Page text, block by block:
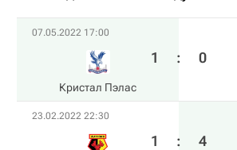
07.05.2022 17:00
Кристал Пэлас
1 : 0
23.02.2022 22:30
1 : 4